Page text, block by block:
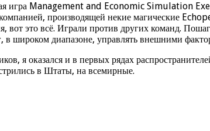
Management and Economic Simulation
производящей некие магические
это всё. Играли против других команд.
широком диапазоне, управлять внешними
я оказался и в первых рядах
в Штаты, на всемирные.